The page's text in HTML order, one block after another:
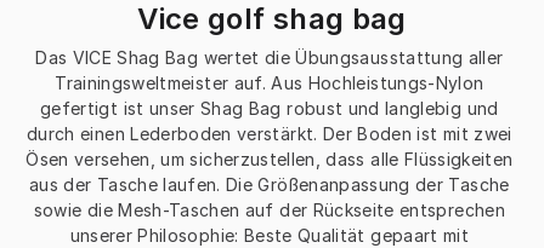
Vice golf shag bag
Das VICE Shag Bag wertet die Übungsausstattung aller
Trainingsweltmeister auf. Aus Hochleistungs-Nylon
gefertigt ist unser Shag Bag robust und langlebig und
durch einen Lederboden verstärkt. Der Boden ist mit zwei
Ösen versehen, um sicherzustellen, dass alle Flüssigkeiten
aus der Tasche laufen. Die Größenanpassung der Tasche
sowie die Mesh-Taschen auf der Rückseite entsprechen
unserer Philosophie: Beste Qualität gepaart mit